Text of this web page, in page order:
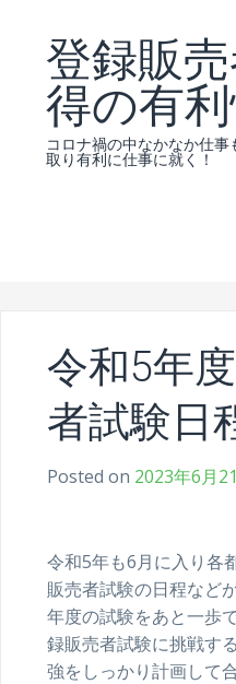
content登録販
得の有
コロナ禍の中なかなか仕
取り有利に仕事に就く！
令和5年
者試験日
Posted on 2023年6月
令和5年も6月に入り各
販売者試験の日程など
年度の試験をあと一歩
録販売者試験に挑戦す
強をしっかり計画して